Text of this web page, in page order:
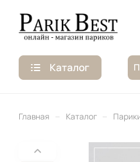
Каталог
Главная – Каталог –